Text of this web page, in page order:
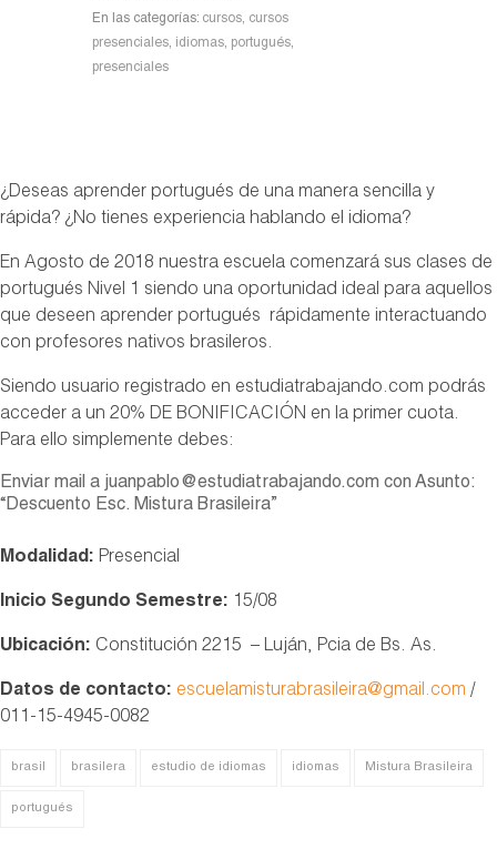
En las categorías: cursos, cursos
presenciales, idiomas, portugués,
presenciales
¿Deseas aprender portugués de una manera sencilla y
rápida? ¿No tienes experiencia hablando el idioma?
En Agosto de 2018 nuestra escuela comenzará sus clases de
portugués Nivel 1 siendo una oportunidad ideal para aquellos
que deseen aprender portugués rápidamente interactuando
con profesores nativos brasileros.
Siendo usuario registrado en estudiatrabajando.com podrás
acceder a un 20% DE BONIFICACIÓN en la primer cuota.
Para ello simplemente debes:
Enviar mail a juanpablo@estudiatrabajando.com con Asunto:
“Descuento Esc. Mistura Brasileira”
Modalidad: Presencial
Inicio Segundo Semestre: 15/08
Ubicación: Constitución 2215 – Luján, Pcia de Bs. As.
Datos de contacto: escuelamisturabrasileira@gmail.com /
011-15-4945-0082
brasil brasilera estudio de idiomas idiomas Mistura Brasileira
portugués